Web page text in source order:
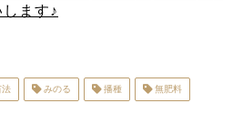
ます♪
法 みのる 播種 無肥料